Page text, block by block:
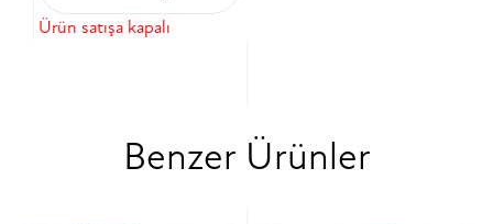
Ürün satışa kapalı
Benzer Ürünler